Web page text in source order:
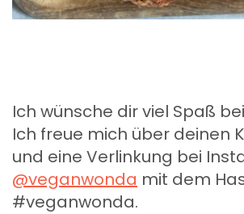
Ich wünsche dir viel Spaß
Ich freue mich über deinen
und eine Verlinkung bei
@veganwonda mit dem
#veganwonda.